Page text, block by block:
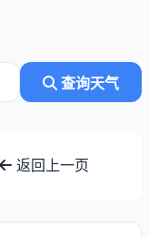
查询天气
返回上一页